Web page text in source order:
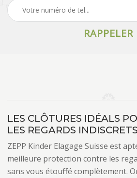
LES CLÔTURES IDÉALS
LES REGARDS INDISCRETS
ZEPP Kinder Elagage Suisse est
meilleure protection contre les
sans vous étouffé complètement.